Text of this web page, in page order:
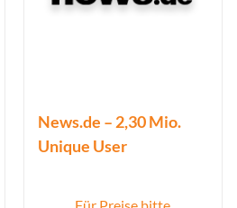
News.de – 2,30 Mio.
Unique User
Für Preise bitte